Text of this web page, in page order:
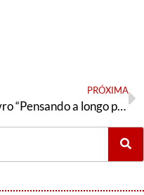
PRÓXIMA
Livro “Pensando a longo prazo”, de Wladimir Pomar